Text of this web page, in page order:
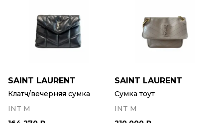
SAINT LAURENT
Клатч/вечерняя сумка
INT M
SAINT LAURENT
Сумка тоут
INT M